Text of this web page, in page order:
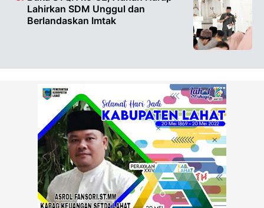
Lahirkan SDM Unggul dan
Berlandaskan Imtak